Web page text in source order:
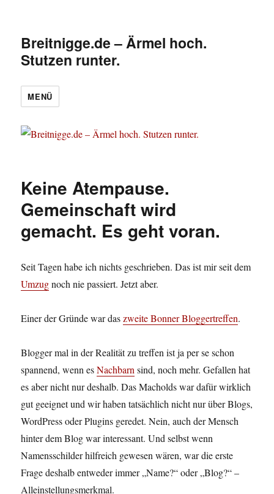
Breitnigge.de – Ärmel hoch.
Stutzen runter.
MENÜ
Keine Atempause.
Gemeinschaft wird
gemacht. Es geht voran.
Seit Tagen habe ich nichts geschrieben. Das ist mir seit dem
Umzugnoch nie passiert. Jetzt aber.
Einer der Gründe war daszweite Bonner Bloggertreffen.
Blogger mal in der Realität zu treffen ist ja per se schon
spannend, wenn esNachbarnsind, noch mehr. Gefallen hat
es aber nicht nur deshalb. Das Macholds war dafür wirklich
gut geeignet und wir haben tatsächlich nicht nur über Blogs,
WordPress oder Plugins geredet. Nein, auch der Mensch
hinter dem Blog war interessant. Und selbst wenn
Namensschilder hilfreich gewesen wären, war die erste
Frage deshalb entweder immer „Name?“ oder „Blog?“ –
Alleinstellungsmerkmal.